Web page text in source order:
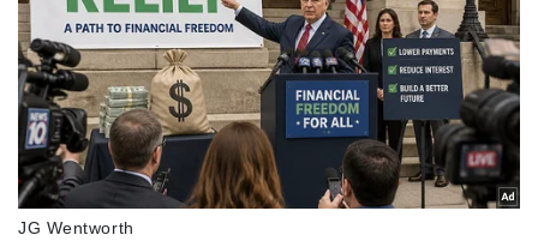
Pháp luật
Vụ án
Tin nóng
Tư vấn luật
Quân sự - Quốc phòng
Vũ khí
Việt Nam
Phân tích